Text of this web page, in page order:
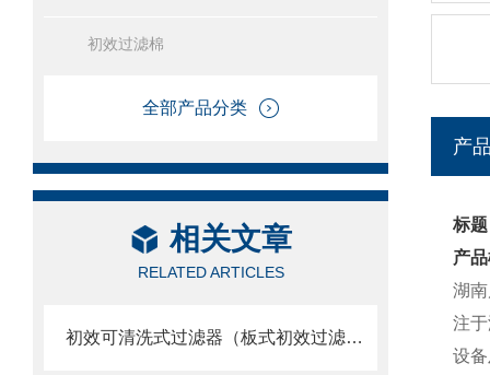
初效过滤棉
全部产品分类
相关文章
RELATED ARTICLES
初效可清洗式过滤器（板式初效过滤网）
产
标
产
湖
注
设